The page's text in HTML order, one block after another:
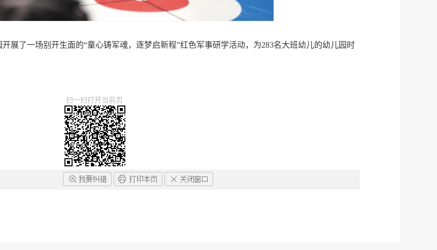
展了一场别开生面的“童心铸军魂，逐梦启新程”红色军事研学活动，为283名大班幼儿的幼儿园时
扫一扫打开当前页